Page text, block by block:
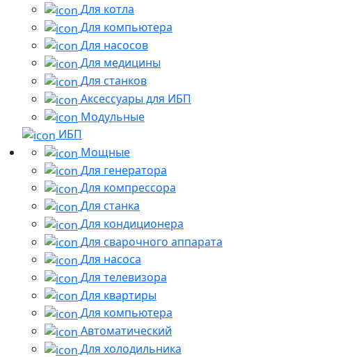
Для котла
Для компьютера
Для насосов
Для медицины
Для станков
Аксессуары для ИБП
Модульные
ИБП
Мощные
Для генератора
Для компрессора
Для станка
Для кондиционера
Для сварочного аппарата
Для насоса
Для телевизора
Для квартиры
Для компьютера
Автоматический
Для холодильника